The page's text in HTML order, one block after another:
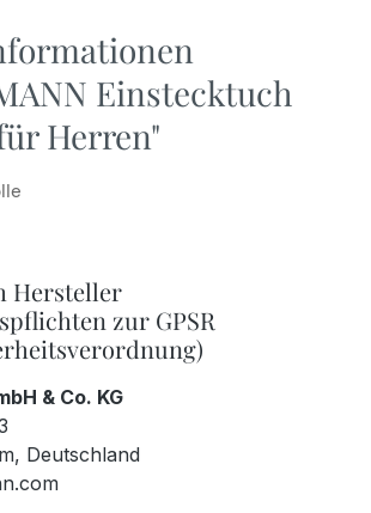
Einstecktuch
Herren"
Hersteller
zur GPSR
& Co. KG
Deutschland